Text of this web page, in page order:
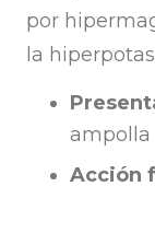
por
la
ampolla
Acción